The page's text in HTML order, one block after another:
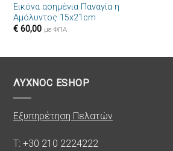
Εικόνα ασημένια Παναγία η
Αμόλυντος 15x21cm
€60,00 με ΦΠΑ
ΛΥΧΝΟC ESHOP
Εξυπηρέτηση Πελατών
T: +30 210 2224222